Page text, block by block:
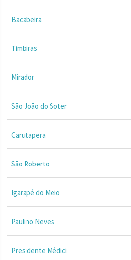
Bacabeira
Timbiras
Mirador
São João do Soter
Carutapera
São Roberto
Igarapé do Meio
Paulino Neves
Presidente Médici